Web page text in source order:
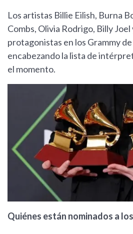
Los artistas Billie Eilish, Burna
Combs, Olivia Rodrigo, Billy
protagonistas en los Grammy
encabezando la lista de
el momento.
Quiénes están nominados a